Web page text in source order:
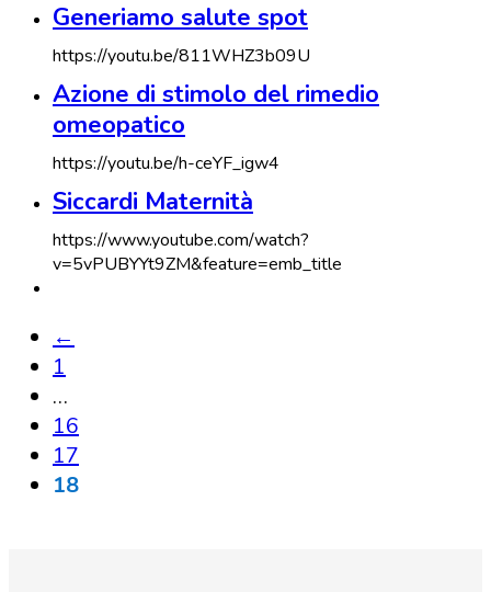
Generiamo salute spot
https://youtu.be/811WHZ3b09U
Azione di stimolo del rimedio
omeopatico
https://youtu.be/h-ceYF_igw4
Siccardi Maternità
https://www.youtube.com/watch?
v=5vPUBYYt9ZM&feature=emb_title
←
1
…
16
17
18